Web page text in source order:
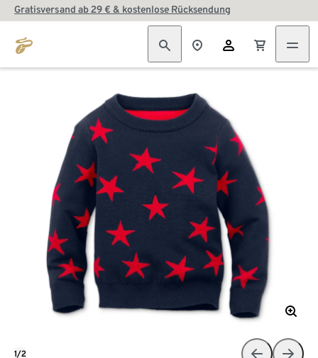
Gratisversand ab 29 € & kostenlose Rücksendung
1/2